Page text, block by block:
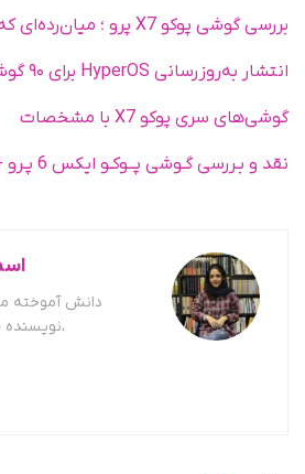
بررسی گوشی پوکو X7 پرو ؛ میان‌رده‌ای که دیگر میان‌رده نیست!
انتشار به‌روزرسانی HyperOS برای ۹۰ گوشی‌ پوکو
گوشی‌های سری پوکو X7 با مشخصات
نقد و بـررسی گـوشی پــوکـو ایکس 6 پـرو + ویدیو
دانش آموخته
،نویسنده